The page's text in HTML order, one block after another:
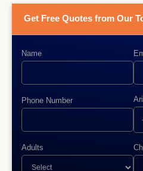
Get Free Quotes from Our
Name
Phone Number
Adults